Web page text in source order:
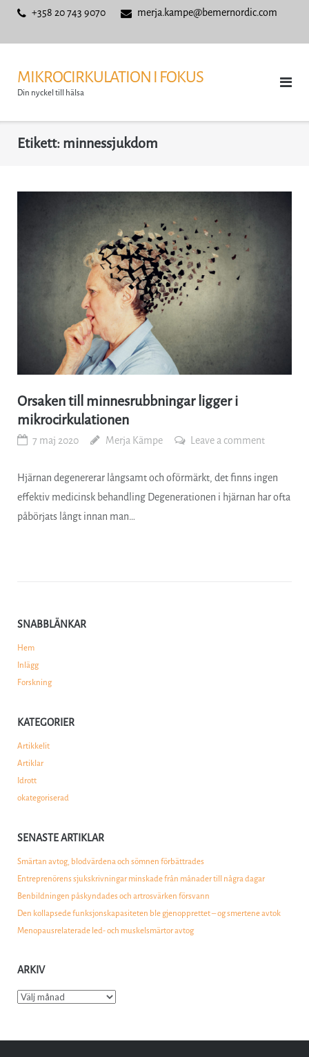
+358 20 743 9070 merja.kampe@bemernordic.com
MIKROCIRKULATION I FOKUS
Din nyckel till hälsa
Etikett:minnessjukdom
Orsaken till minnesrubbningar ligger i
mikrocirkulationen
7 maj 2020 Merja Kämpe Leave a comment
Hjärnan degenererar långsamt och oförmärkt, det finns ingen
effektiv medicinsk behandling Degenerationen i hjärnan har ofta
påbörjats långt innan man…
SNABBLÄNKAR
Hem
Inlägg
Forskning
KATEGORIER
Artikkelit
Artiklar
Idrott
okategoriserad
SENASTE ARTIKLAR
Smärtan avtog, blodvärdena och sömnen förbättrades
Entreprenörens sjukskrivningar minskade från månader till några dagar
Benbildningen påskyndades och artrosvärken försvann
Den kollapsede funksjonskapasiteten ble gjenopprettet – og smertene avtok
Menopausrelaterade led- och muskelsmärtor avtog
ARKIV
Arkiv